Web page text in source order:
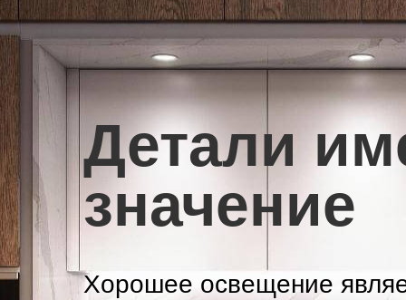
Хорошее освещение
Детали
значение